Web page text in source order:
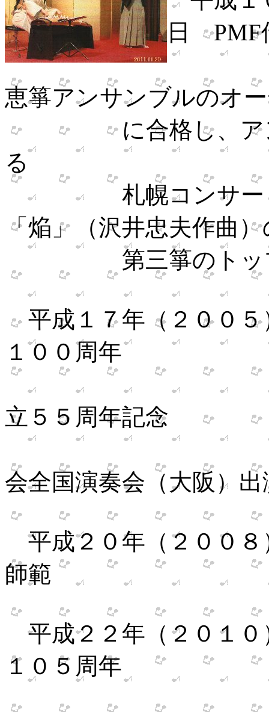
日 PMF
現代
恵箏アンサンブルのオ
に合格し、アンサ
る
札幌コンサート
「焔」（沢井忠夫作曲）
第三箏のトップ
平成１７年（２００
１００周年
生
立５５周年記念
生田流
会全国演奏会（大阪）出
平成２０年（２００
師範
平成２２年（２０１
１０５周年
生田流